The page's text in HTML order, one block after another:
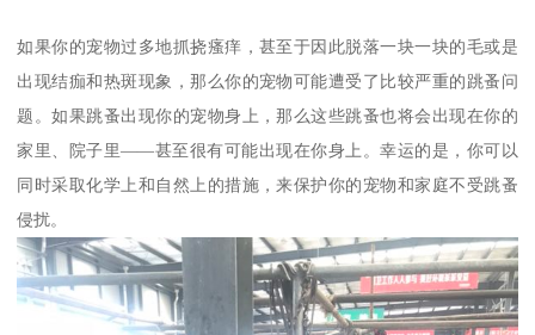
如果你的宠物过多地抓挠瘙痒，甚至于因此脱落一块一块的毛或是
出现结痂和热斑现象，那么你的宠物可能遭受了比较严重的跳蚤问
题。如果跳蚤出现你的宠物身上，那么这些跳蚤也将会出现在你的
家里、院子里——甚至很有可能出现在你身上。幸运的是，你可以
同时采取化学上和自然上的措施，来保护你的宠物和家庭不受跳蚤
侵扰。